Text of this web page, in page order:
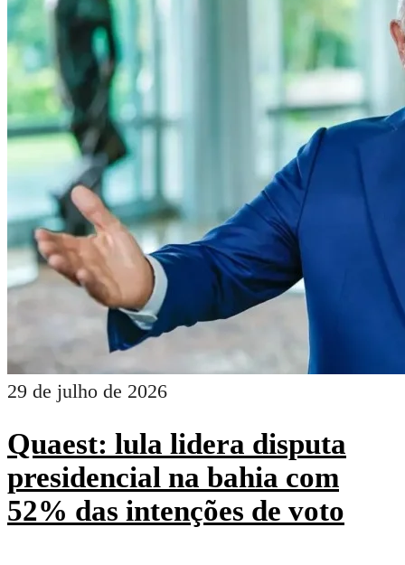
29 de julho de 2026
Quaest: lula lidera disputa
presidencial na bahia com
52% das intenções de voto